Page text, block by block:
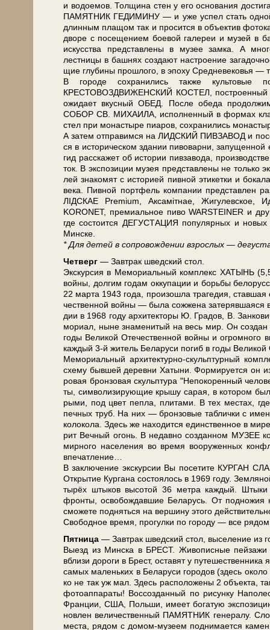
и водоемов. Толщина стен у его ос­но­ва­ния
ПАМЯТНИК ГЕДИМИНУ — и уже успел стать одной
длинным плащом так и просится в объектив
дворе с по­се­ще­ни­ем боевой галереи и му­зей в
ис­кус­ства пред­став­ле­ны в музее зам­ка. А
лестницы в башнях со­зда­ют на­стро­е­ние
щие глу­би­ны про­шло­го, в эпо­ху Средне­ве­ко­вья —
В го­ро­де со­хра­ни­лись так­же куль­то­вые
КРЕСТОВОЗДВИЖЕНСКИЙ КОСТЕЛ, по­стро­ен­ный в
ожи­да­ет вкус­ный ОБЕД. После обе­да
СОБОР СВ. МИХАИЛА, ис­пол­нен­ный в фор­мах
стел при мо­на­сты­ре пи­а­ров, со­хра­ни­лись
А затем от­пра­вим­ся на ЛИДСКИЙ ПИВЗАВОД и
ся в ис­то­ри­че­ском зда­нии пи­во­вар­ни,
гид рас­ска­жет об ис­то­рии пивзавода,
ток. В экс­по­зи­ции му­зея пред­став­ле­ны не толь­ко
лей знакомят с ис­то­ри­ей пивной этикетки и
ве­ка. Пивной портфель ком­па­нии пред­став­лен
ЛІДСКАЕ Premium, Аксамiтнае,
KORONET, премиальное пи­во WARSTEINER и
где состоится ДЕГУСТАЦИЯ популярных и
Мин­ске.
* Для де­тей в сопровождении взрос­лых —
Чет­верг — Завтрак швед­ский стол.
Экс­кур­сия в Ме­мо­ри­аль­ный ком­плекс ХАТЫНЬ
вой­ны, дол­гим го­дам ок­ку­па­ции и борь­бы
22 мар­та 1943 го­да, про­изо­шла тра­ге­дия,
че­ствен­ной вой­ны — бы­ла сож­же­на
дии в 1968 го­ду ар­хи­тек­то­ры Ю. Гра­дов, В.
мо­ри­ал, ны­не зна­ме­ни­тый на весь мир. Он со­здан
го­ды Ве­ли­кой Оте­че­ствен­ной вой­ны и огром­но­го
каж­дый 3-й жи­тель Бе­ла­ру­си по­гиб в го­ды
Ме­мо­ри­аль­ный архитектурно-скульптурный
схе­му быв­шей де­рев­ни Ха­ты­ни. Фор­ми­ру­ет­ся он
ро­вая брон­зо­вая скульп­ту­ра "Не­по­ко­рен­ный
ты, сим­во­ли­зи­ру­ю­щие кры­шу са­рая, в ко­то­ром
ры­ми, под цвет пеп­ла, пли­та­ми. В тех ме­стах,
печ­ных труб. На них — брон­зо­вые таб­лич­ки с
ко­ло­ко­ла. Здесь же на­хо­дит­ся един­ствен­ное в
рит Веч­ный огонь. В не­дав­но со­здан­ном МУЗЕЕ
мирного на­се­ле­ния во вре­мя вооруженных
впе­чат­ле­ние…
В за­клю­че­ние экс­кур­сии Вы по­се­ти­те КУРГАН
Открытие Кур­га­на состоялось в 1969 го­ду.
ты­рёх штыков вы­со­той 36 мет­ра каж­дый.
фронты, освобождавшие Бе­ла­русь. От под­но­жия
смо­же­те под­нять­ся на вер­ши­ну это­го
Сво­бод­ное вре­мя, про­гул­ки по го­ро­ду — все
Пят­ни­ца — Завтрак швед­ский стол, вы­се­ле­ние из
Выезд из Мин­ска в БРЕСТ. Живописные пей­за­жи
вбли­зи до­ро­ги в Брест, оста­вят у
са­мых ма­лень­ких в Бе­ла­ру­си го­ро­дов (здесь
ко не так уж мал. Здесь рас­по­ло­же­ны 2 объ­ек­та,
фотоаппараты! Воссозданный по ри­сун­ку
Фран­ции, США, Поль­ши, име­ет бо­га­тую
нов­лен величественный ПАМЯТНИК генералу.
ме­ста, ря­дом с домом-музеем поднимается